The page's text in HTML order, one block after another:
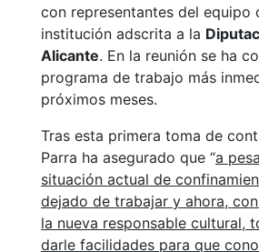
con representantes del equipo
institución adscrita a la
Alicante. En la reunión se ha
programa de trabajo más
próximos meses.
Tras esta primera toma de
Parra ha asegurado que “a
situación actual de
dejado de trabajar y ahora,
la nueva responsable cultural,
darle facilidades para que